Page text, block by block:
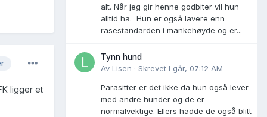
ligger et
alt. Når jeg gir henne godbiter vil hun
alltid ha. Hun er også lavere enn
rasestandarden i mankehøyde og er...
Tynn hund
Av Lisen · Skrevet I går, 07:12 AM
Parasitter er det ikke da hun også lever
med andre hunder og de er
normalvektige. Ellers hadde de også blitt